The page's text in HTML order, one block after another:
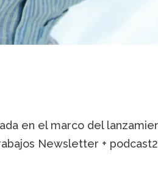
en el marco del
Newsletter +